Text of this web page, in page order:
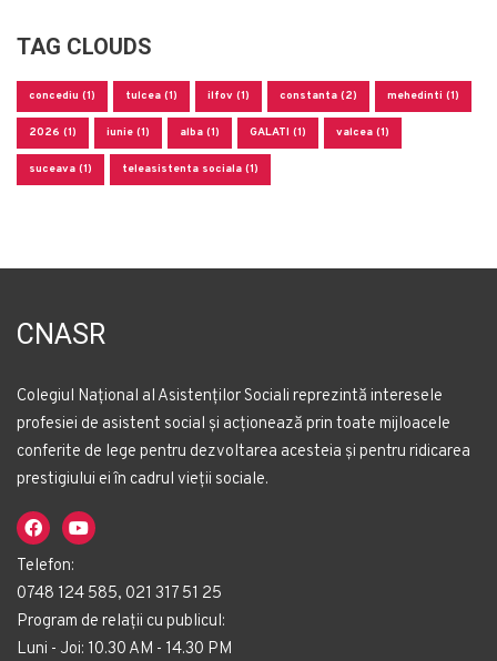
TAG CLOUDS
concediu (1) tulcea (1) ilfov (1) constanta (2) mehedinti (1)
2026 (1) iunie (1) alba (1) GALATI (1) valcea (1)
suceava (1) teleasistenta sociala (1)
CNASR
Colegiul Național al Asistenților Sociali reprezintă interesele
profesiei de asistent social și acționează prin toate mijloacele
conferite de lege pentru dezvoltarea acesteia și pentru ridicarea
prestigiului ei în cadrul vieții sociale.
Telefon:
0748 124 585, 021 317 51 25
Program de relații cu publicul:
Luni - Joi: 10.30 AM - 14.30 PM